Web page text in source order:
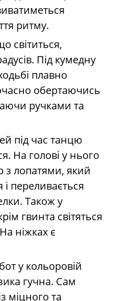
ритму.
світиться,
Під кумедну
плавно
обертаючись
ручками та
під час танцю
На голові у нього
з лопатями, який
і переливається
Також у
гвинта світяться
ніжках є
у кольоровій
гучна. Сам
міцного та